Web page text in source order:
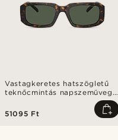
Vastagkeretes hatszögletű
teknőcmintás napszemüveg |
51095 Ft